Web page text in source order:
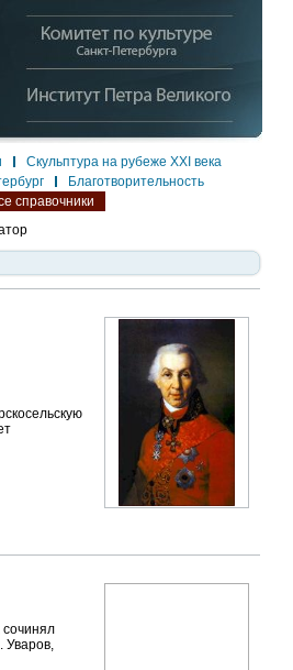
Скульптура на рубеже XXI века
Благотворительность
справочники
Уваров,